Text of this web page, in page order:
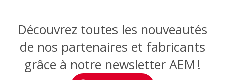
Découvrez toutes les nouveautés
de nos partenaires et fabricants
grâce à notre newsletter AEM !